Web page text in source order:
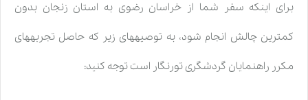
برای اینکه سفر شما از خراسان رضوی به استان زنجان بدون
کمترین چالش انجام شود، به توصیههای زیر که حاصل تجربههای
مکرر راهنمایان گردشگری تورنگار است توجه کنید: